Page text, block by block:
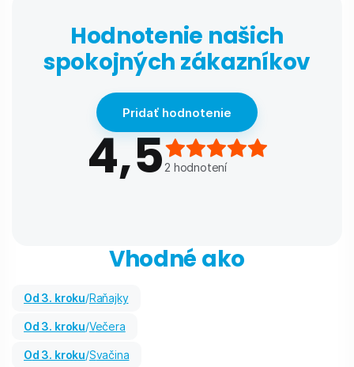
Hodnotenie našich
spokojných zákazníkov
Pridať hodnotenie
4,52 hodnotení
Vhodné ako
od 3. kroku/ Raňajky
od 3. kroku/ Večera
od 3. kroku/ Svačina